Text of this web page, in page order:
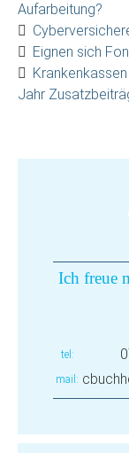
Aufarbeitung?
Eignen sich
Jahr
Ich freue
tel
mail